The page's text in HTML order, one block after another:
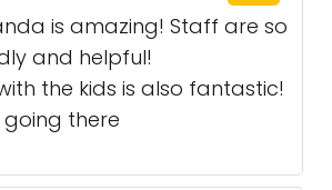
is amazing! Staff are so
and helpful!
the kids is also fantastic!
going there